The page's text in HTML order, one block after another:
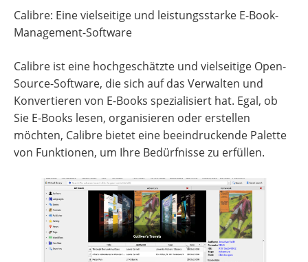
Calibre: Eine vielseitige und leistungsstarke E-Book-
Management-Software
Calibre ist eine hochgeschätzte und vielseitige Open-
Source-Software, die sich auf das Verwalten und
Konvertieren von E-Books spezialisiert hat. Egal, ob
Sie E-Books lesen, organisieren oder erstellen
möchten, Calibre bietet eine beeindruckende Palette
von Funktionen, um Ihre Bedürfnisse zu erfüllen.